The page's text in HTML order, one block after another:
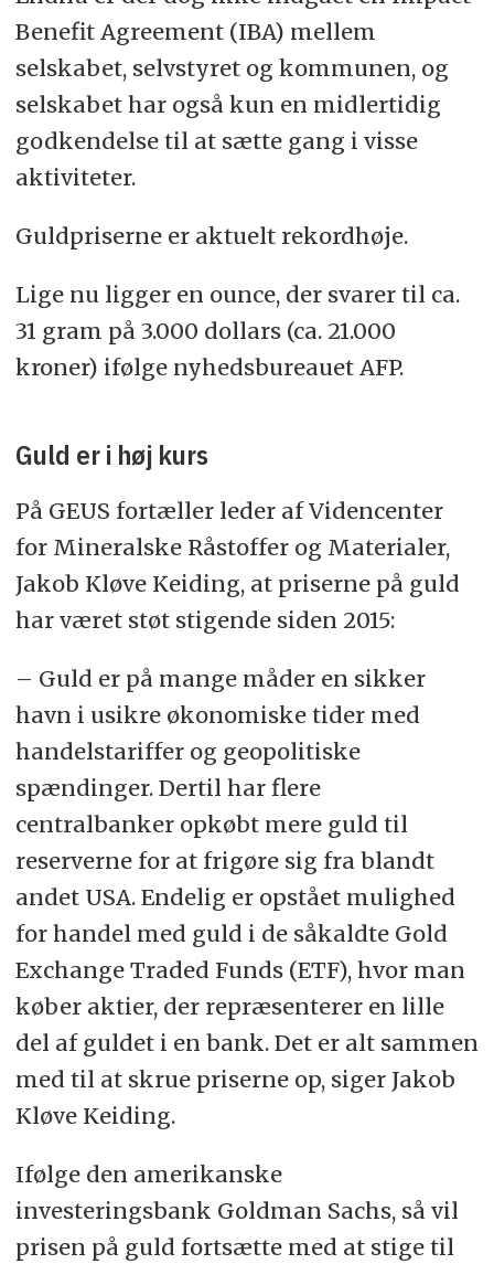
Benefit Agreement (IBA) mellem
selskabet, selvstyret og kommunen, og
selskabet har også kun en midlertidig
godkendelse til at sætte gang i visse
aktiviteter.
Guldpriserne er aktuelt rekordhøje.
Lige nu ligger en ounce, der svarer til ca.
31 gram på 3.000 dollars (ca. 21.000
kroner) ifølge nyhedsbureauet AFP.
Guld er i høj kurs
På GEUS fortæller leder af Videncenter
for Mineralske Råstoffer og Materialer,
Jakob Kløve Keiding, at priserne på guld
har været støt stigende siden 2015:
– Guld er på mange måder en sikker
havn i usikre økonomiske tider med
handelstariffer og geopolitiske
spændinger. Dertil har flere
centralbanker opkøbt mere guld til
reserverne for at frigøre sig fra blandt
andet USA. Endelig er opstået mulighed
for handel med guld i de såkaldte Gold
Exchange Traded Funds (ETF), hvor man
køber aktier, der repræsenterer en lille
del af guldet i en bank. Det er alt sammen
med til at skrue priserne op, siger Jakob
Kløve Keiding.
Ifølge den amerikanske
investeringsbank Goldman Sachs, så vil
prisen på guld fortsætte med at stige til